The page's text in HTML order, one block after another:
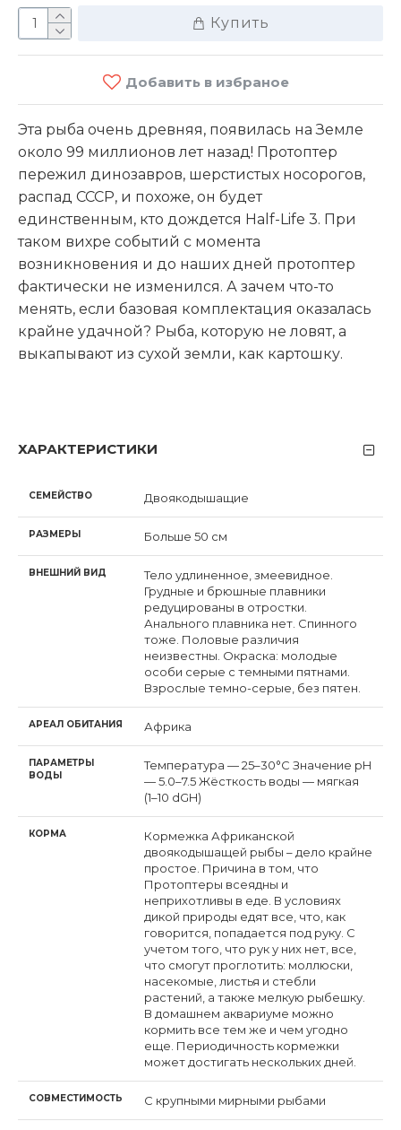
Купить
Добавить в избраное
Эта рыба очень древняя, появилась на Земле
около 99 миллионов лет назад! Протоптер
пережил динозавров, шерстистых носорогов,
распад СССР, и похоже, он будет
единственным, кто дождется Half-Life 3. При
таком вихре событий с момента
возникновения и до наших дней протоптер
фактически не изменился. А зачем что-то
менять, если базовая комплектация оказалась
крайне удачной? Рыба, которую не ловят, а
выкапывают из сухой земли, как картошку.
ХАРАКТЕРИСТИКИ
СЕМЕЙСТВО Двоякодышащие
РАЗМЕРЫ Больше 50 см
ВНЕШНИЙ ВИД
Тело удлиненное, змеевидное.
Грудные и брюшные плавники
редуцированы в отростки.
Анального плавника нет. Спинного
тоже. Половые различия
неизвестны. Окраска: молодые
особи серые с темными пятнами.
Взрослые темно-серые, без пятен.
АРЕАЛ ОБИТАНИЯ Африка
ПАРАМЕТРЫ
ВОДЫ
Температура — 25–30°C Значение pH
— 5.0–7.5 Жёсткость воды — мягкая
(1–10 dGH)
КОРМА
Кормежка Африканской
двоякодышащей рыбы – дело крайне
простое. Причина в том, что
Протоптеры всеядны и
неприхотливы в еде. В условиях
дикой природы едят все, что, как
говорится, попадается под руку. С
учетом того, что рук у них нет, все,
что смогут проглотить: моллюски,
насекомые, листья и стебли
растений, а также мелкую рыбешку.
В домашнем аквариуме можно
кормить все тем же и чем угодно
еще. Периодичность кормежки
может достигать нескольких дней.
СОВМЕСТИМОСТЬ С крупными мирными рыбами